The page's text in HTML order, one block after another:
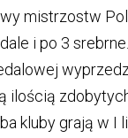
mistrzostw
i po 3
ilością
kluby grają w I